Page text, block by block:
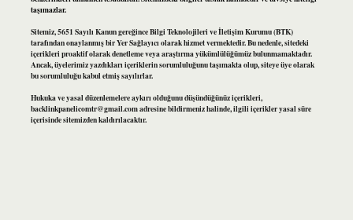
taşımazlar.
Sitemiz, 5651 Sayılı Kanun gereğince Bilgi Teknolojileri ve İletişim Kurumu (BTK)
tarafından onaylanmış bir Yer Sağlayıcı olarak hizmet vermektedir. Bu nedenle, sitedeki
içerikleri proaktif olarak denetleme veya araştırma yükümlülüğümüz bulunmamaktadır.
Ancak, üyelerimiz yazdıkları içeriklerin sorumluluğunu taşımakta olup, siteye üye olarak
bu sorumluluğu kabul etmiş sayılırlar.
Hukuka ve yasal düzenlemelere aykırı olduğunu düşündüğünüz içerikleri,
backlinkpanelicomtr@gmail.comadresine bildirmeniz halinde, ilgili içerikler yasal süre
içerisinde sitemizden kaldırılacaktır.